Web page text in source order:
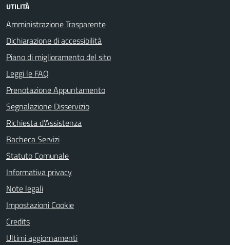
UTILITÀ
Amministrazione Trasparente
Dichiarazione di accessibilità
Piano di miglioramento del sito
Leggi le FAQ
Prenotazione Appuntamento
Segnalazione Disservizio
Richiesta d'Assistenza
Bacheca Servizi
Statuto Comunale
Informativa privacy
Note legali
Impostazioni Cookie
Credits
Ultimi aggiornamenti